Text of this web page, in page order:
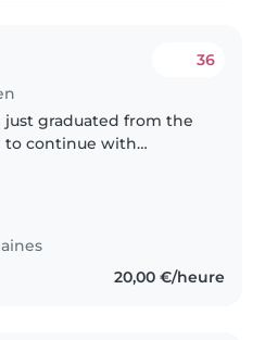
36
just graduated from the
to continue with
20,00 €/heure